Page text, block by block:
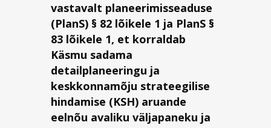
vastavalt planeerimisseaduse
(PlanS) § 82 lõikele 1 ja PlanS §
83 lõikele 1, et korraldab
Käsmu sadama
detailplaneeringu ja
keskkonnamõju strateegilise
hindamise (KSH) aruande
eelnõu avaliku väljapaneku ja